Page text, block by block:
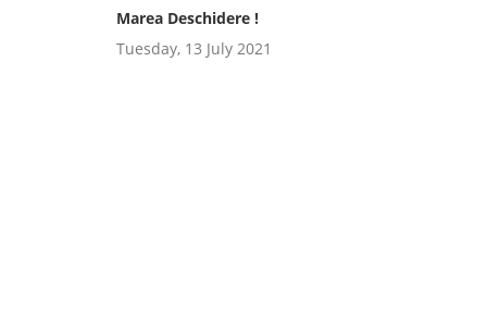
Marea Deschidere !
Tuesday, 13 July 2021